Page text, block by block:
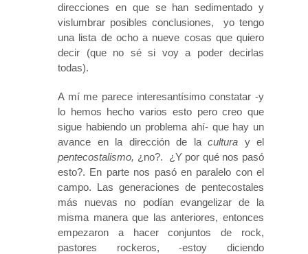
direcciones en que se han sedimentado y
vislumbrar posibles conclusiones, yo tengo
una lista de ocho a nueve cosas que quiero
decir (que no sé si voy a poder decirlas
todas).
A mí me parece interesantísimo constatar -y
lo hemos hecho varios esto pero creo que
sigue habiendo un problema ahí- que hay un
avance en la dirección de la cultura y el
pentecostalismo, ¿no?. ¿Y por qué nos pasó
esto?. En parte nos pasó en paralelo con el
campo. Las generaciones de pentecostales
más nuevas no podían evangelizar de la
misma manera que las anteriores, entonces
empezaron a hacer conjuntos de rock,
pastores rockeros, -estoy diciendo